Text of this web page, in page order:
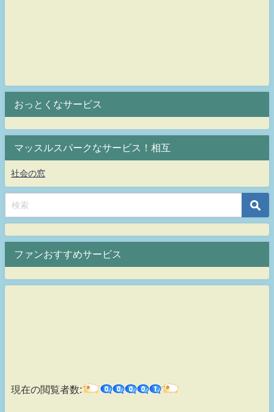
おっとくなサービス
マッスルスパークなサービス！相互
社会の窓
ファンおすすめサービス
現在の閲覧者数: